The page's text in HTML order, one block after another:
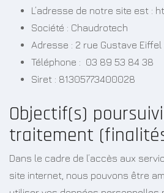
L’adresse de notre site est :
Société : Chaudrotech
Adresse : 2 rue Gustave Eiffel
Téléphone : 03 89 53 84 38
Siret : 81305773400028
Objectif(s)
traitement
Dans le cadre de l’accès aux
site internet, nous pouvons être